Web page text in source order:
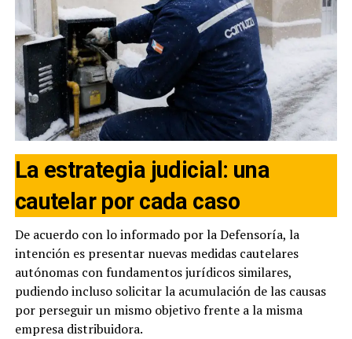
La estrategia judicial: una
cautelar por cada caso
De acuerdo con lo informado por la Defensoría, la
intención es presentar nuevas medidas cautelares
autónomas con fundamentos jurídicos similares,
pudiendo incluso solicitar la acumulación de las causas
por perseguir un mismo objetivo frente a la misma
empresa distribuidora.